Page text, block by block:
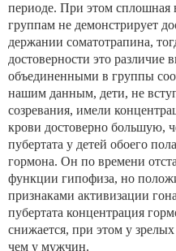
периоде. При этом сплошная
группам не демонстрирует
держании соматотрапина,
достоверности это различие
объединенными в группы
нашим данным, дети, не
созревания, имели
крови достоверно большую,
пубертата у детей обоего
гормона. Он по времени
функции гипофиза, но
признаками активизации
пубертата концентрация
снижается, при этом у
чем у мужчин.